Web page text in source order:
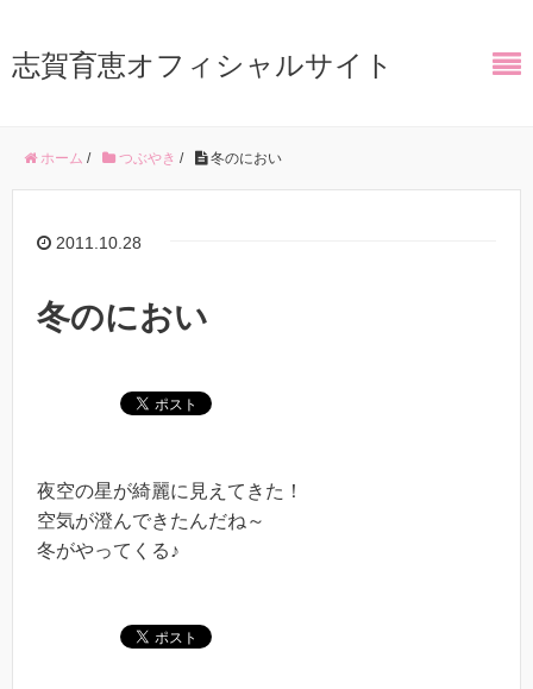
志賀育恵オフィシャルサイト
ホーム / つぶやき / 冬のにおい
2011.10.28
冬のにおい
夜空の星が綺麗に見えてきた！
空気が澄んできたんだね～
冬がやってくる♪